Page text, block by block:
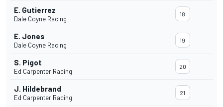
E. Gutierrez
Dale Coyne Racing
18
E. Jones
Dale Coyne Racing
19
S. Pigot
Ed Carpenter Racing
20
J. Hildebrand
Ed Carpenter Racing
21